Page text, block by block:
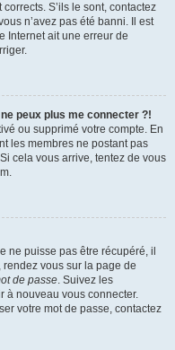
S’ils le sont, contactez
n’avez pas été banni. Il est
Internet ait une erreur de
peux plus me connecter ?!
ou supprimé votre compte. En
les membres ne postant pas
cela vous arrive, tentez de vous
ne puisse pas être récupéré, il
vous sur la page de
de passe. Suivez les
à nouveau vous connecter.
votre mot de passe, contactez